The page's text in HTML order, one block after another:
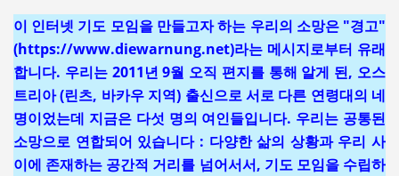
이 인터넷 기도 모임을 만들고자 하는 우리의 소망은 "경고"
(https://www.diewarnung.net)라는 메시지로부터 유래
합니다. 우리는 2011년 9월 오직 편지를 통해 알게 된, 오스
트리아 (린츠, 바카우 지역) 출신으로 서로 다른 연령대의 네
명이었는데 지금은 다섯 명의 여인들입니다. 우리는 공통된
소망으로 연합되어 있습니다 : 다양한 삶의 상황과 우리 사
이에 존재하는 공간적 거리를 넘어서서, 기도 모임을 수립하